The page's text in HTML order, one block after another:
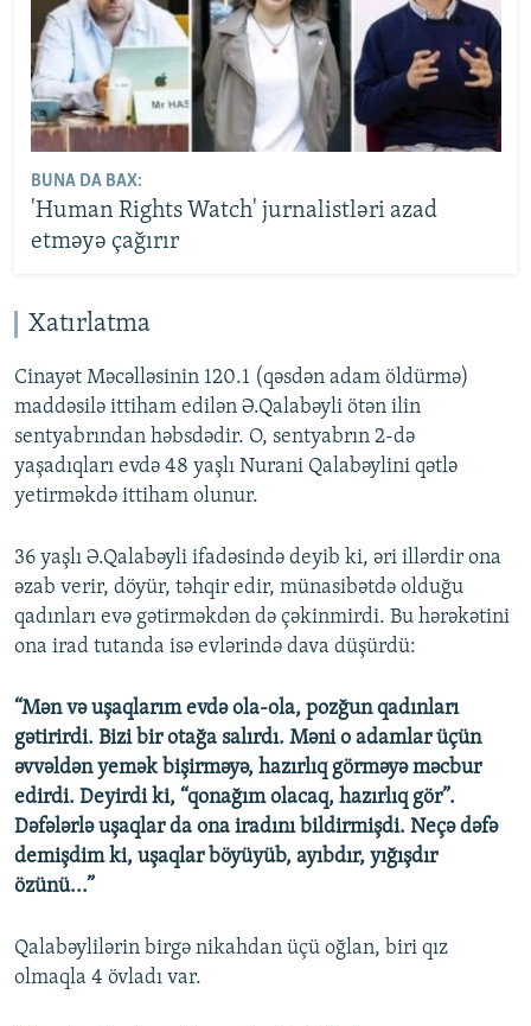
BUNA DA BAX:
'Human Rights Watch' jurnalistləri azad
etməyə çağırır
Xatırlatma
Cinayət Məcəlləsinin 120.1 (qəsdən adam öldürmə)
maddəsilə ittiham edilən Ə.Qalabəyli ötən ilin
sentyabrından həbsdədir. O, sentyabrın 2-də
yaşadıqları evdə 48 yaşlı Nurani Qalabəylini qətlə
yetirməkdə ittiham olunur.
36 yaşlı Ə.Qalabəyli ifadəsində deyib ki, əri illərdir ona
əzab verir, döyür, təhqir edir, münasibətdə olduğu
qadınları evə gətirməkdən də çəkinmirdi. Bu hərəkətini
ona irad tutanda isə evlərində dava düşürdü:
“Mən və uşaqlarım evdə ola-ola, pozğun qadınları
gətirirdi. Bizi bir otağa salırdı. Məni o adamlar üçün
əvvəldən yemək bişirməyə, hazırlıq görməyə məcbur
edirdi. Deyirdi ki, “qonağım olacaq, hazırlıq gör”.
Dəfələrlə uşaqlar da ona iradını bildirmişdi. Neçə dəfə
demişdim ki, uşaqlar böyüyüb, ayıbdır, yığışdır
özünü...”
Qalabəylilərin birgə nikahdan üçü oğlan, biri qız
olmaqla 4 övladı var.